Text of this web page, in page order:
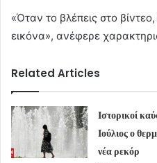
«Όταν το βλέπεις στο
εικόνα», ανέφερε
Related Articles
Ιστορικοί
Ιούλιος ο
νέα ρεκόρ